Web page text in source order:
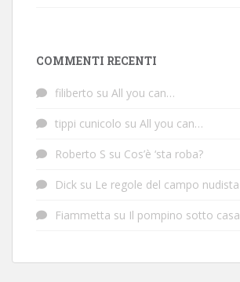
COMMENTI RECENTI
filiberto su All you can…
tippi cunicolo su All you can…
Roberto S su Cos’è ‘sta roba?
Dick su Le regole del campo nudista
Fiammetta su Il pompino sotto casa